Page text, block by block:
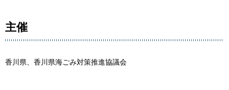
主催
香川県、香川県海ごみ対策推進協議会